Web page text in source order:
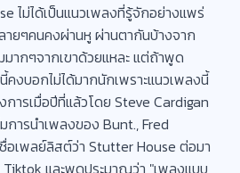
ไม่ได้เป็นแนวเพลงที่รู้จักอย่างแพร่
ายๆคนคงผ่านหู ผ่านตากันบ้างจาก
มากๆจากเขาด้วยแหละ แต่ถ้าพูด
คงบอกไม่ได้มากนักเพราะแนวเพลงนี้
ารเมื่อปีที่แล้วโดย Steve Cardigan
การนำเพลงของ Bunt., Fred
อเพลย์ลิสต์ว่า Stutter House ต่อมา
และพูดประมาณว่า "เพลงแบบ